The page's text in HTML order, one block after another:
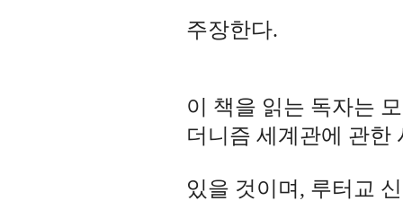
주장한다.
이 책을 읽는 독자는
더니즘 세계관에 관한
있을 것이며, 루터교